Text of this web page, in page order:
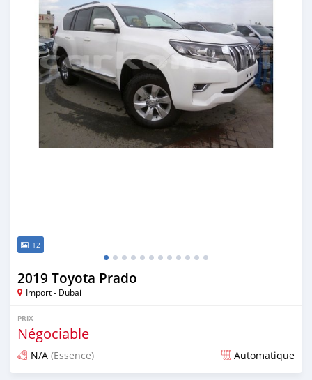
12
2019 Toyota Prado
Import - Dubai
PRIX
Négociable
N/A (Essence) Automatique